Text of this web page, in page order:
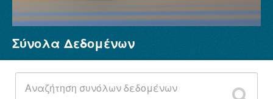
Σύνολα Δεδομένων
Φορείς
Ομάδες
Σύνολα Δεδομένων